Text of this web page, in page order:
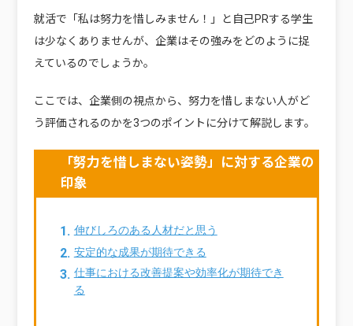
就活で「私は努力を惜しみません！」と自己PRする学生
は少なくありませんが、企業はその強みをどのように捉
えているのでしょうか。
ここでは、企業側の視点から、努力を惜しまない人がど
う評価されるのかを3つのポイントに分けて解説します。
「努力を惜しまない姿勢」に対する企業の
印象
伸びしろのある人材だと思う
安定的な成果が期待できる
仕事における改善提案や効率化が期待でき
る